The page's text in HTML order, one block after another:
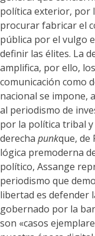
política exterior, por
procurar fabricar el
pública por el vulgo
definir las élites. La
amplifica, por ello,
comunicación como
nacional se impone,
al periodismo de
por la política tribal
derecha punkque, de
lógica premoderna
político, Assange
periodismo que
libertad es defender
gobernado por la
son «casos